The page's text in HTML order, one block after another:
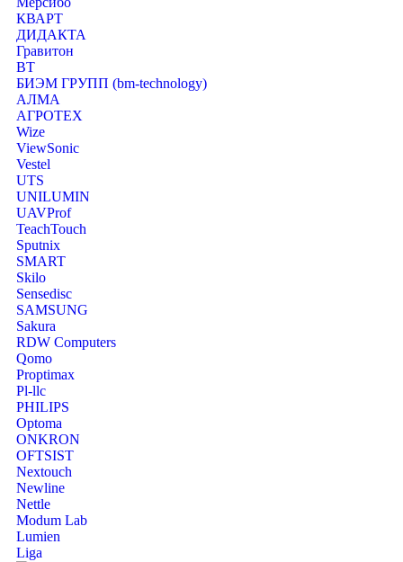
КВАРТ
ДИДАКТА
Гравитон
ВТ
БИЭМ ГРУПП (bm-technology)
АЛМА
АГРОТЕХ
Wize
ViewSonic
Vestel
UTS
UNILUMIN
UAVProf
TeachTouch
Sputnix
SMART
Skilo
Sensedisc
SAMSUNG
Sakura
RDW Computers
Qomo
Proptimax
Pl-llc
PHILIPS
Optoma
ONKRON
OFTSIST
Nextouch
Newline
Nettle
Modum Lab
Lumien
Liga